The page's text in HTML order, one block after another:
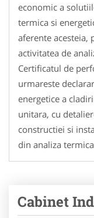
economic a
termica si
aferente acesteia,
activitatea de
Certificatul de
urmareste
energetice a
unitara, cu
constructiei si
din analiza
Cabinet